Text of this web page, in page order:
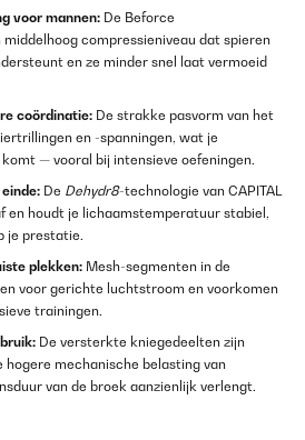
voor mannen: De Beforce
compressieniveau dat spieren
en ze minder snel laat vermoeid
coördinatie: De strakke pasvorm van het
en -spanningen, wat je
— vooral bij intensieve oefeningen.
De Dehydr8-technologie van CAPITAL
en houdt je lichaamstemperatuur stabiel,
je prestatie.
plekken: Mesh-segmenten in de
voor gerichte luchtstroom en voorkomen
trainingen.
De versterkte kniegedeelten zijn
mechanische belasting van
van de broek aanzienlijk verlengt.